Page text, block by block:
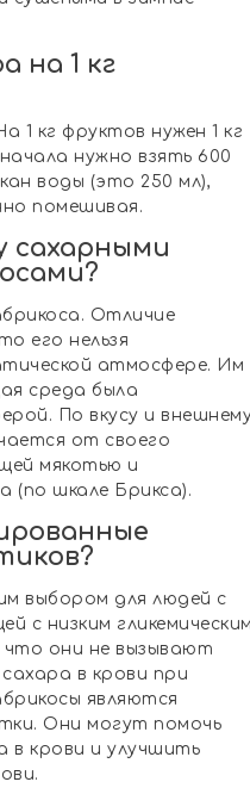
на 1 кг
1 кг фруктов нужен 1 кг
нужно взять 600
воды (это 250 мл),
помешивая.
сахарными
Отличие
его нельзя
атмосфере. Им
среда была
По вкусу и
от своего
мякотью и
(по шкале Брикса).
выбором для людей с
с низким
что они не вызывают
в крови при
являются
Они могут помочь
в крови и улучшить